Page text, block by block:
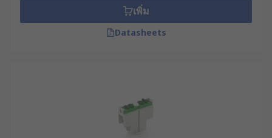
เพิ่ม
Datasheets